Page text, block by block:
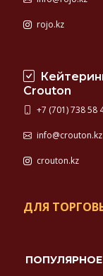
rojo.kz
Crouton
+7 (701) 738 58
info@crouton.kz
crouton.kz
ДЛЯ
ПОПУЛЯРНОЕ